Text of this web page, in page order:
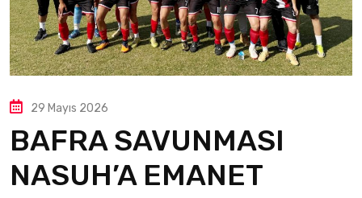
29 Mayıs 2026
BAFRA SAVUNMASI
NASUH’A EMANET